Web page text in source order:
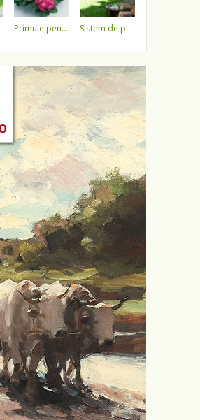
primule pentru 1 martie 3,5 lei / ghiveci !!!! sistem de pulverizare a apei